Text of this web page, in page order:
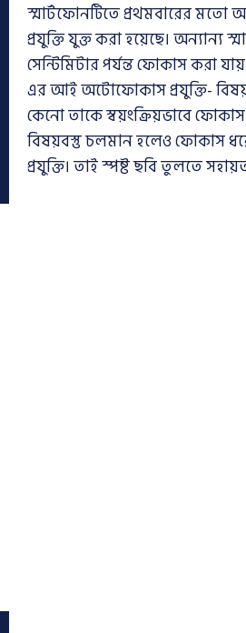
স্মার্টফোনটিতে প্রথমবারের
প্রযুক্তি যুক্ত করা হয়েছে। অন্যান্য
সেন্টিমিটার পর্যন্ত ফোকাস করা
এর আই অটোফোকাস প্রযুক্তি-
কেনো তাকে স্বয়ংক্রিয়ভাবে
বিষয়বস্তু চলমান হলেও ফোকাস
প্রযুক্তি। তাই স্পষ্ট ছবি তুলতে